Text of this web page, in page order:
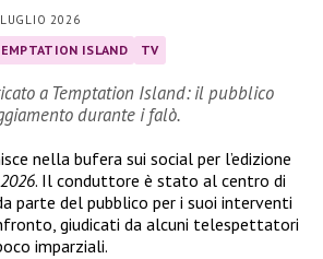
2026
ISLAND TV
a Temptation Island: il pubblico
durante i falò.
nella bufera sui social per l’edizione
. Il conduttore è stato al centro di
parte del pubblico per i suoi interventi
giudicati da alcuni telespettatori
imparziali.